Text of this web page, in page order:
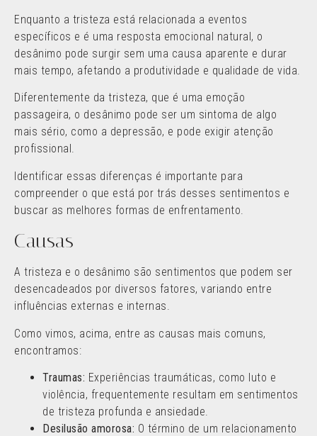
Enquanto a tristeza está relacionada a eventos
específicos e é uma resposta emocional natural, o
desânimo pode surgir sem uma causa aparente e durar
mais tempo, afetando a produtividade e qualidade de vida.
Diferentemente da tristeza, que é uma emoção
passageira, o desânimo pode ser um sintoma de algo
mais sério, como a depressão, e pode exigir atenção
profissional.
Identificar essas diferenças é importante para
compreender o que está por trás desses sentimentos e
buscar as melhores formas de enfrentamento.
Causas
A tristeza e o desânimo são sentimentos que podem ser
desencadeados por diversos fatores, variando entre
influências externas e internas.
Como vimos, acima, entre as causas mais comuns,
encontramos:
Traumas: Experiências traumáticas, como luto e
violência, frequentemente resultam em sentimentos
de tristeza profunda e ansiedade.
Desilusão amorosa: O término de um relacionamento